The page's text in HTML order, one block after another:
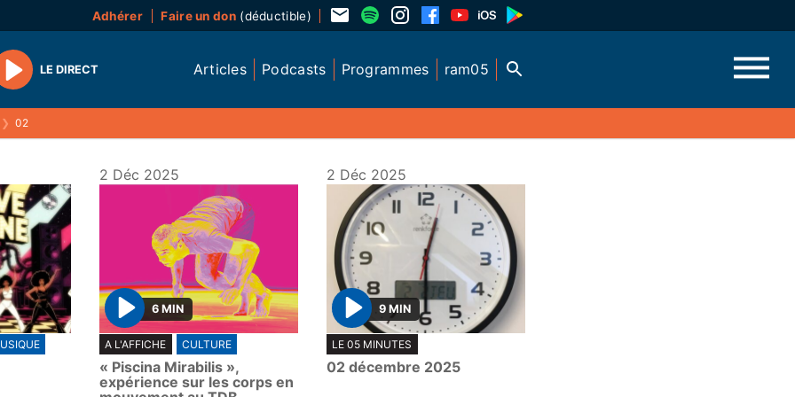
Adhérer Faire un don(déductible)
Play
LE DIRECT Articles Podcasts Programmes ram05
❯ 02
2 Déc 2025
P
l
a
y
6 MIN
A L'AFFICHE CULTURE
« Piscina Mirabilis »,
expérience sur les corps en
2 Déc 2025
P
l
a
9 MIN
LE 05 MINUTES
02 décembre 2025